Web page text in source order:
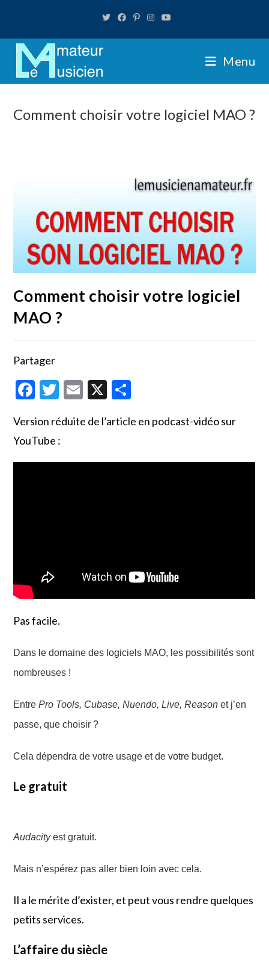
content
Menu
Comment choisir votre logiciel MAO ?
Comment choisir votre logiciel
MAO ?
Partager
F
e
b
o
T
itt
er
E
ai
X
ta
er
Version réduite de l’article en podcast-vidéo sur
YouTube :
Pas facile.
Dans le domaine des logiciels MAO, les possibilités sont
nombreuses !
EntrePro Tools, Cubase, Nuendo, Live, Reason et j’en
passe, que choisir ?
Cela dépendra de votre usage et de votre budget.
Le gratuit
Audacityest gratuit.
Mais n’espérez pas aller bien loin avec cela.
Il a le mérite d’exister, et peut vous rendre quelques
petits services.
L’affaire du siècle